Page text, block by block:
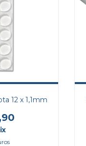
12 x 1,1mm